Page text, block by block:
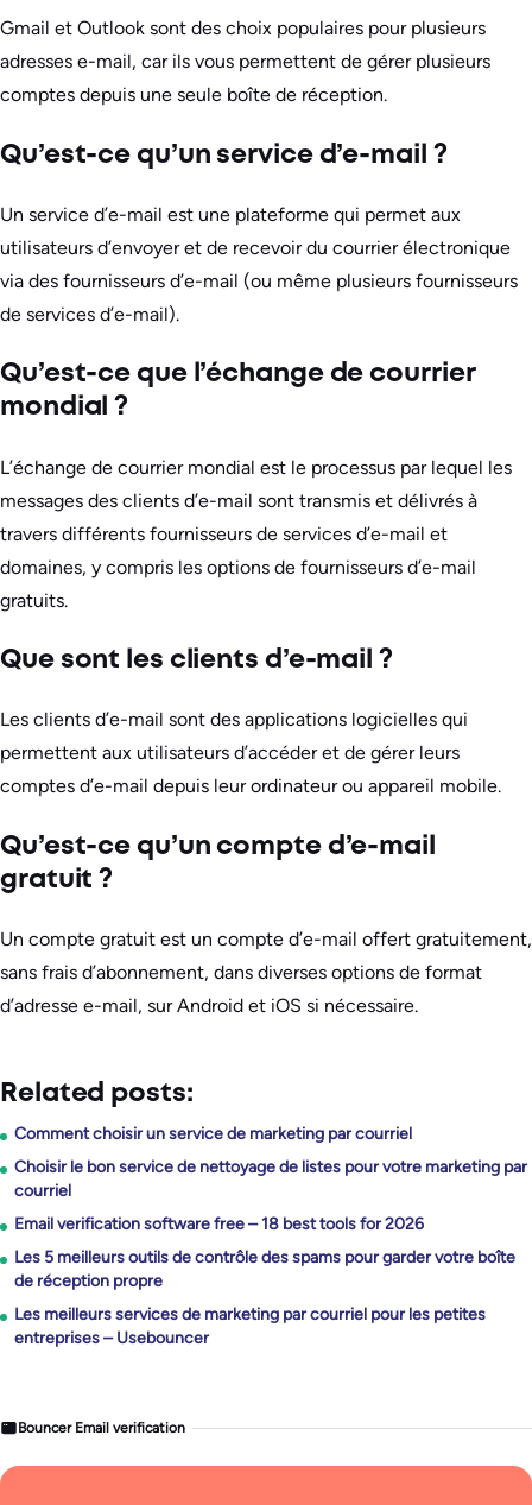
Gmail et Outlook sont des choix populaires pour plusieurs
adresses e-mail, car ils vous permettent de gérer plusieurs
comptes depuis une seule boîte de réception.
Qu’est-ce qu’un service d’e-mail ?
Un service d’e-mail est une plateforme qui permet aux
utilisateurs d’envoyer et de recevoir du courrier électronique
via des fournisseurs d’e-mail (ou même plusieurs fournisseurs
de services d’e-mail).
Qu’est-ce que l’échange de courrier
mondial ?
L’échange de courrier mondial est le processus par lequel les
messages des clients d’e-mail sont transmis et délivrés à
travers différents fournisseurs de services d’e-mail et
domaines, y compris les options de fournisseurs d’e-mail
gratuits.
Que sont les clients d’e-mail ?
Les clients d’e-mail sont des applications logicielles qui
permettent aux utilisateurs d’accéder et de gérer leurs
comptes d’e-mail depuis leur ordinateur ou appareil mobile.
Qu’est-ce qu’un compte d’e-mail
gratuit ?
Un compte gratuit est un compte d’e-mail offert gratuitement,
sans frais d’abonnement, dans diverses options de format
d’adresse e-mail, sur Android et iOS si nécessaire.
Related posts:
Comment choisir un service de marketing par courriel
Choisir le bon service de nettoyage de listes pour votre marketing par
courriel
Email verification software free – 18 best tools for 2026
Les 5 meilleurs outils de contrôle des spams pour garder votre boîte
de réception propre
Les meilleurs services de marketing par courriel pour les petites
entreprises – Usebouncer
Bouncer Email verification